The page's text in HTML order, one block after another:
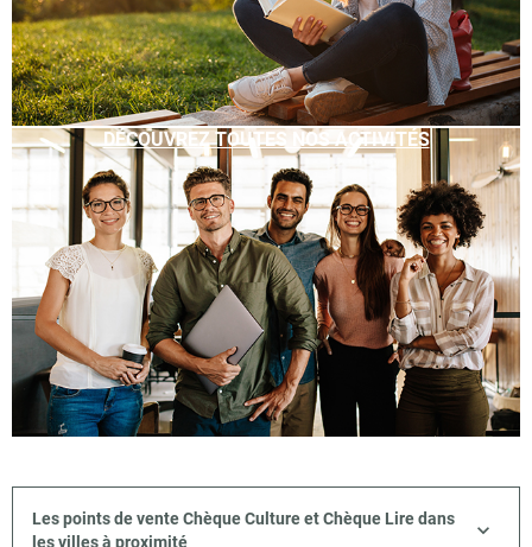
DÉCOUVREZ TOUTES NOS ACTIVITÉS
Les points de vente Chèque Culture et Chèque Lire dans
les villes à proximité